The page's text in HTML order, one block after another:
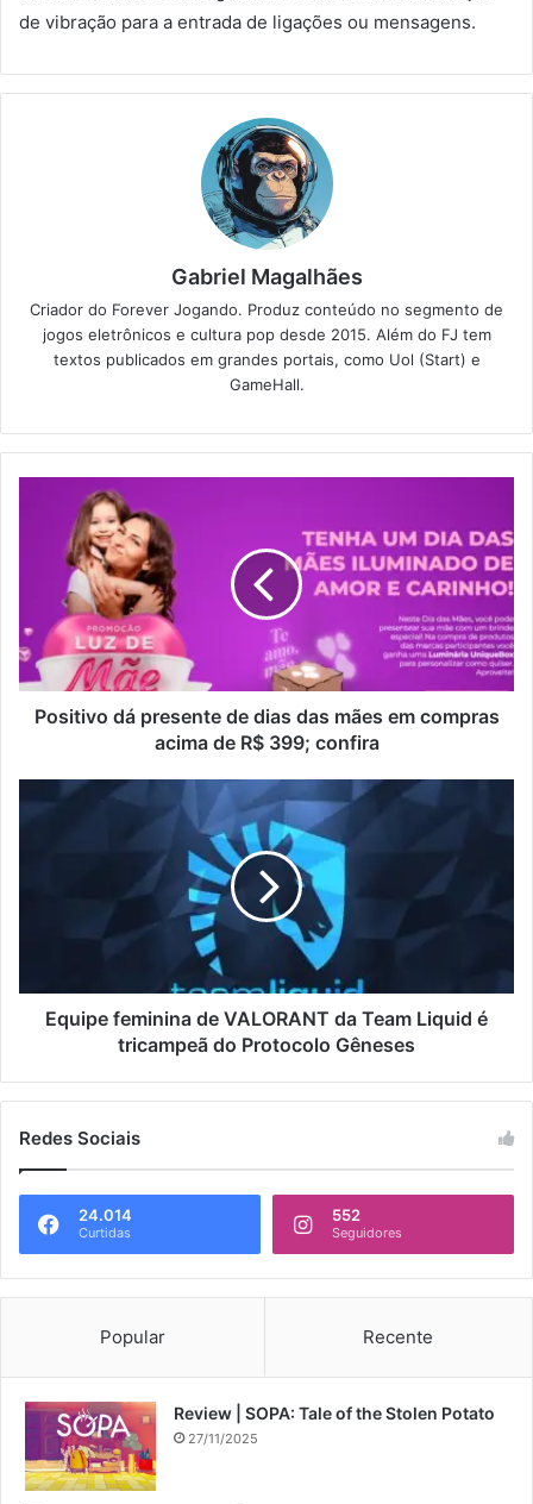
de vibração para a entrada de ligações ou mensagens.
Gabriel Magalhães
Criador do Forever Jogando. Produz conteúdo no segmento de
jogos eletrônicos e cultura pop desde 2015. Além do FJ tem
textos publicados em grandes portais, como Uol (Start) e
GameHall.
Positivo dá presente de dias das mães em compras
acima de R$ 399; confira
Equipe feminina de VALORANT da Team Liquid é
tricampeã do Protocolo Gêneses
Redes Sociais
24.014
Curtidas
552
Seguidores
Popular Recente
Review | SOPA: Tale of the Stolen Potato
27/11/2025